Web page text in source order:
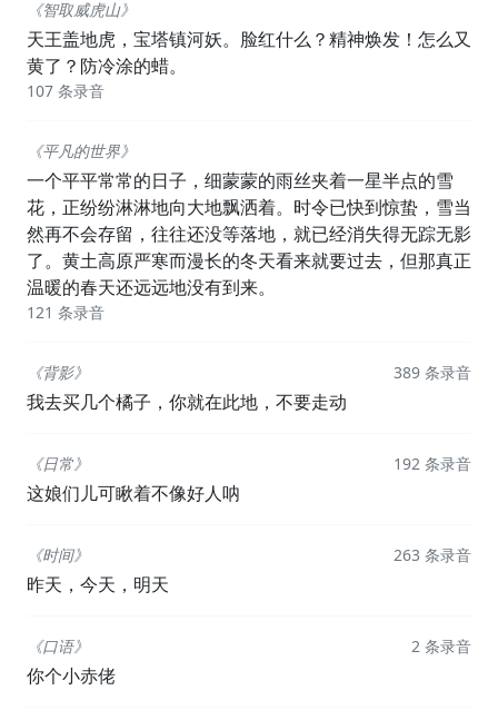
《智取威虎山》
天王盖地虎，宝塔镇河妖。脸红什么？精神焕发！怎么又
黄了？防冷涂的蜡。
107 条录音
《平凡的世界》
一个平平常常的日子，细蒙蒙的雨丝夹着一星半点的雪
花，正纷纷淋淋地向大地飘洒着。时令已快到惊蛰，雪当
然再不会存留，往往还没等落地，就已经消失得无踪无影
了。黄土高原严寒而漫长的冬天看来就要过去，但那真正
温暖的春天还远远地没有到来。
121 条录音
《背影》
我去买几个橘子，你就在此地，不要走动
389 条录音
《日常》
这娘们儿可瞅着不像好人呐
192 条录音
《时间》
昨天，今天，明天
263 条录音
《口语》
你个小赤佬
2 条录音